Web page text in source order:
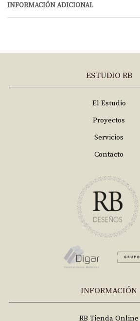
INFORMACIÓN ADICIONAL
ESTUDIO RB
El Estudio
Proyectos
Servicios
Contacto
INFORMACIÓN
RB Tienda Online